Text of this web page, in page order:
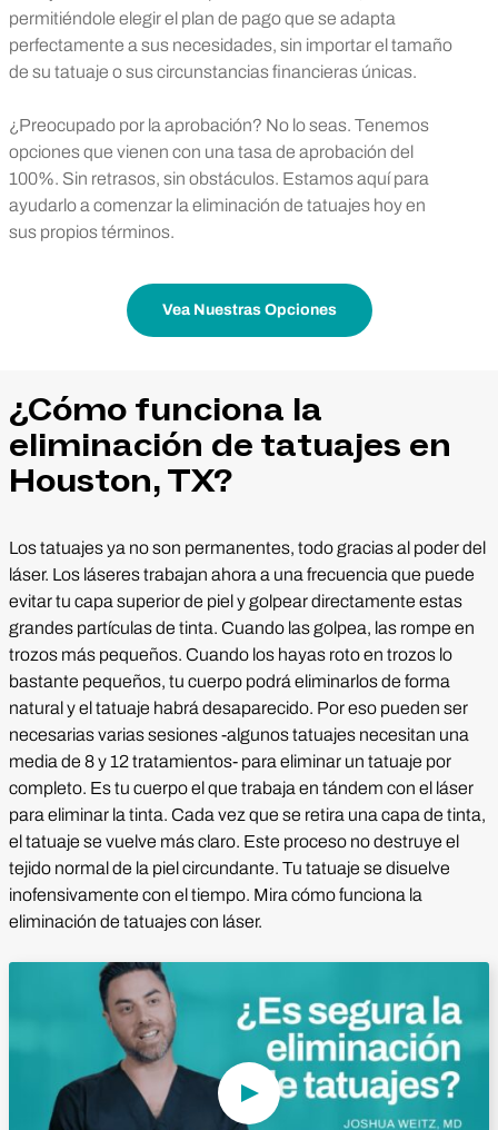
permitiéndole elegir el plan de pago que se adapta
perfectamente a sus necesidades, sin importar el tamaño
de su tatuaje o sus circunstancias financieras únicas.
¿Preocupado por la aprobación? No lo seas. Tenemos
opciones que vienen con una tasa de aprobación del
100%. Sin retrasos, sin obstáculos. Estamos aquí para
ayudarlo a comenzar la eliminación de tatuajes hoy en
sus propios términos.
Vea Nuestras Opciones
¿Cómo funciona la
eliminación de tatuajes en
Houston, TX?
Los tatuajes ya no son permanentes, todo gracias al poder del
láser. Los láseres trabajan ahora a una frecuencia que puede
evitar tu capa superior de piel y golpear directamente estas
grandes partículas de tinta. Cuando las golpea, las rompe en
trozos más pequeños. Cuando los hayas roto en trozos lo
bastante pequeños, tu cuerpo podrá eliminarlos de forma
natural y el tatuaje habrá desaparecido. Por eso pueden ser
necesarias varias sesiones -algunos tatuajes necesitan una
media de 8 y 12 tratamientos- para eliminar un tatuaje por
completo. Es tu cuerpo el que trabaja en tándem con el láser
para eliminar la tinta. Cada vez que se retira una capa de tinta,
el tatuaje se vuelve más claro. Este proceso no destruye el
tejido normal de la piel circundante. Tu tatuaje se disuelve
inofensivamente con el tiempo. Mira cómo funciona la
eliminación de tatuajes con láser.